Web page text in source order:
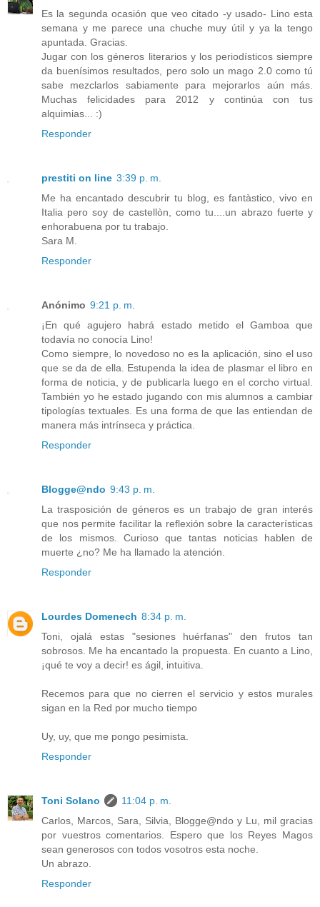
Es la segunda ocasión que veo citado -y usado- Lino esta
semana y me parece una chuche muy útil y ya la tengo
apuntada. Gracias.
Jugar con los géneros literarios y los periodísticos siempre
da buenísimos resultados, pero solo un mago 2.0 como tú
sabe mezclarlos sabiamente para mejorarlos aún más.
Muchas felicidades para 2012 y continúa con tus
alquimias... :)
Responder
prestiti on line 3:39 p. m.
Me ha encantado descubrir tu blog, es fantàstico, vivo en
Italia pero soy de castellòn, como tu....un abrazo fuerte y
enhorabuena por tu trabajo.
Sara M.
Responder
Anónimo 9:21 p. m.
¡En qué agujero habrá estado metido el Gamboa que
todavía no conocía Lino!
Como siempre, lo novedoso no es la aplicación, sino el uso
que se da de ella. Estupenda la idea de plasmar el libro en
forma de noticia, y de publicarla luego en el corcho virtual.
También yo he estado jugando con mis alumnos a cambiar
tipologías textuales. Es una forma de que las entiendan de
manera más intrínseca y práctica.
Responder
Blogge@ndo 9:43 p. m.
La trasposición de géneros es un trabajo de gran interés
que nos permite facilitar la reflexión sobre la características
de los mismos. Curioso que tantas noticias hablen de
muerte ¿no? Me ha llamado la atención.
Responder
Lourdes Domenech 8:34 p. m.
Toni, ojalá estas "sesiones huérfanas" den frutos tan
sobrosos. Me ha encantado la propuesta. En cuanto a Lino,
¡qué te voy a decir! es ágil, intuitiva.
Recemos para que no cierren el servicio y estos murales
sigan en la Red por mucho tiempo
Uy, uy, que me pongo pesimista.
Responder
Toni Solano
11:04 p. m.
Carlos, Marcos, Sara, Silvia, Blogge@ndo y Lu, mil gracias
por vuestros comentarios. Espero que los Reyes Magos
sean generosos con todos vosotros esta noche.
Un abrazo.
Responder